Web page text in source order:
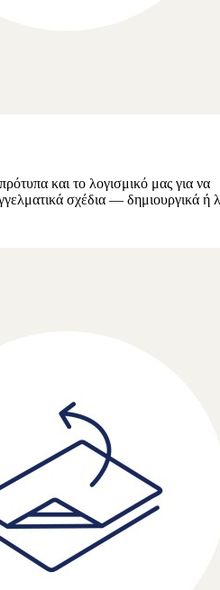
και το λογισμικό μας για να
σχέδια — δημιουργικά ή